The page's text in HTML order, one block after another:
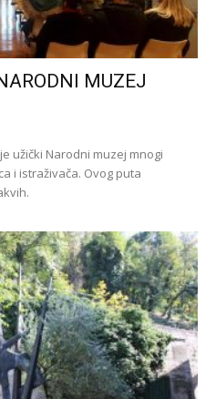
MUZEJ
užički Narodni muzej mnogi
i istraživača. Ovog puta